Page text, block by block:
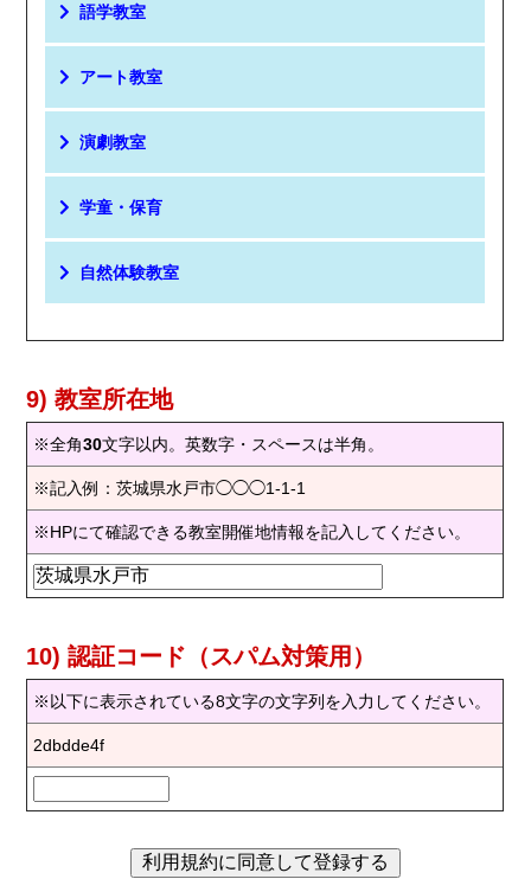
語学教室
アート教室
演劇教室
学童・保育
自然体験教室
9) 教室所在地
※全角30文字以内。英数字・スペースは半角。
※記入例：茨城県水戸市◯◯◯1-1-1
※HPにて確認できる教室開催地情報を記入してください。
10) 認証コード（スパム対策用）
※以下に表示されている8文字の文字列を入力してください。
2dbdde4f